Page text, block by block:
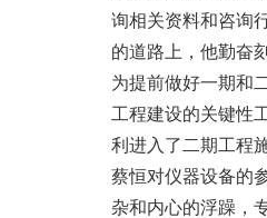
询相关资料和咨询
的道路上，他勤奋
为提前做好一期和
工程建设的关键性
利进入了二期工程
蔡恒对仪器设备的
杂和内心的浮躁，